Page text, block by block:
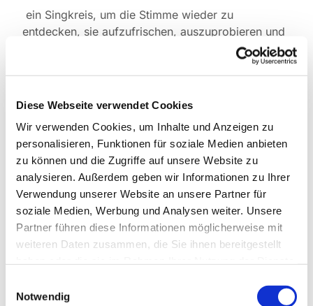
Diese Webseite verwendet Cookies
Wir verwenden Cookies, um Inhalte und Anzeigen zu
personalisieren, Funktionen für soziale Medien anbieten
zu können und die Zugriffe auf unsere Website zu
analysieren. Außerdem geben wir Informationen zu Ihrer
Verwendung unserer Website an unsere Partner für
soziale Medien, Werbung und Analysen weiter. Unsere
Partner führen diese Informationen möglicherweise mit
weiteren Daten zusammen, die Sie ihnen bereitgestellt
Notwendig
ein Singkreis, um die Stimme wieder zu
entdecken, sie aufzufrischen, auszuprobieren und
einfach dabei zu bleiben - mit der ganzen Freude
an: miller(at)paulus-lichterfelde.de
Hier mehr zum Singkreis